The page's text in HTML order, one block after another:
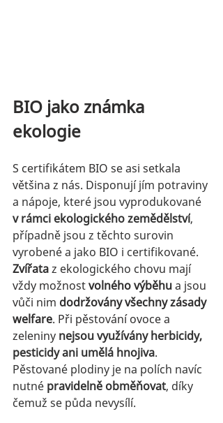
BIO jako známka
ekologie
S certifikátem BIO se asi setkala
většina z nás. Disponují jím potraviny
a nápoje, které jsou vyprodukované
v rámci ekologického zemědělství,
případně jsou z těchto surovin
vyrobené a jako BIO i certifikované.
Zvířata z ekologického chovu mají
vždy možnost volného výběhu a jsou
vůči nim dodržovány všechny zásady
welfare. Při pěstování ovoce a
zeleniny nejsou využívány herbicidy,
pesticidy ani umělá hnojiva.
Pěstované plodiny je na polích navíc
nutné pravidelně obměňovat, díky
čemuž se půda nevysílí.